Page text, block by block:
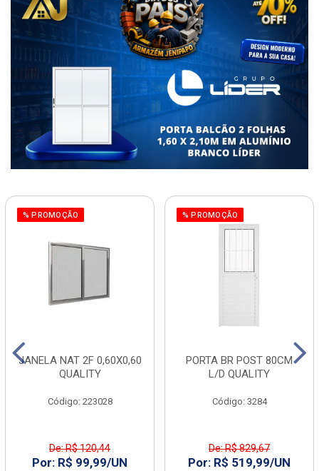
% PROMOÇÃO
JANELA NAT 2F 0,60X0,60
QUALITY
Código: 223028
De: R$ 120,44
Por: R$ 99,99/UN
% PROMOÇÃO
PORTA BR POST 80CM
L/D QUALITY
Código: 3284
De: R$ 829,67
Por: R$ 519,99/UN